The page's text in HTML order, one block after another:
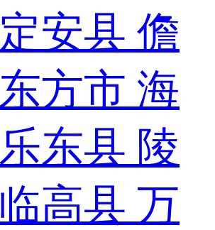
定安县 儋
东方市 海
乐东县 陵
临高县 万